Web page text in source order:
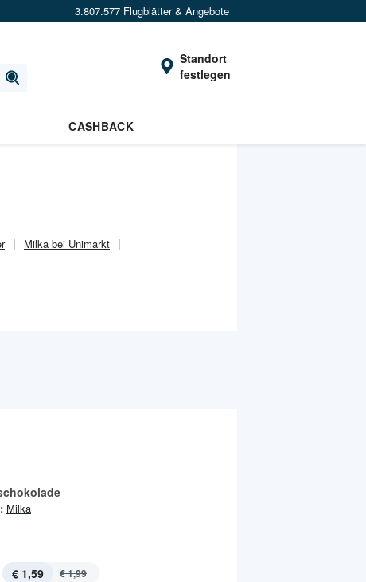
3.807.577 Flugblätter & Angebote
Standort
festlegen
CASHBACK
Milka bei Unimarkt
Milka
€ 1,59 € 1,99